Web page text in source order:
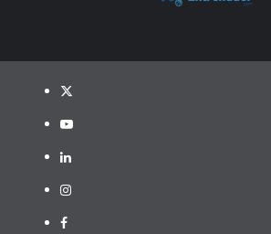
Twitter
YouTube
LinkedIn
Instagram
Facebook